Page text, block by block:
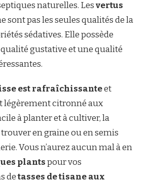
naturelles. Lesvertus
sont pas les seules qualités de la
sédatives. Elle possède
gustative et une qualité
est rafraîchissanteet
légèrement citronné aux
à planter et à cultiver, la
en graine ou en semis
Vous n’aurez aucun mal à en
plantspour vos
detasses de tisane aux